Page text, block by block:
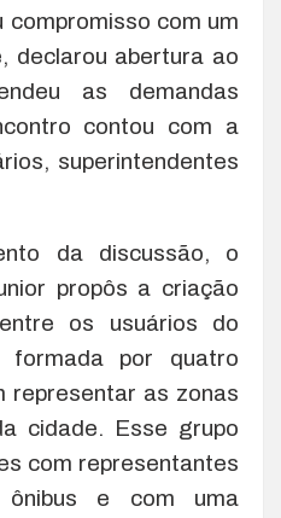
com um
declarou abertura ao
as demandas
contou com a
superintendentes
da discussão, o
propôs a criação
os usuários do
formada por quatro
representar as zonas
cidade. Esse grupo
com representantes
e com uma